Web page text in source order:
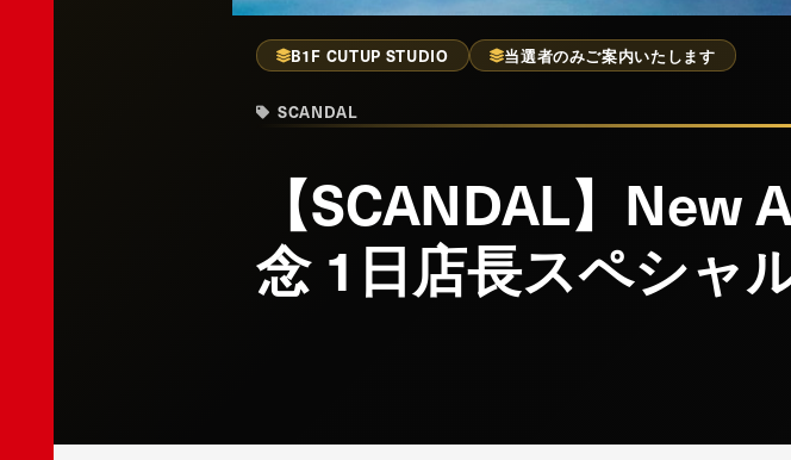
B1F CUTUP STUDIO 当選者のみご案内いたします
SCANDAL
【SCANDAL】New
念 1日店長スペシャ